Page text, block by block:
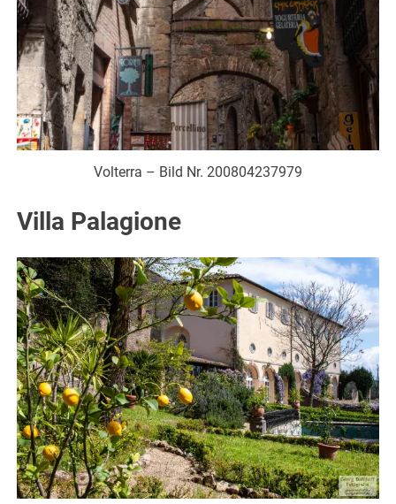
Volterra – Bild Nr. 200804237979
Villa Palagione